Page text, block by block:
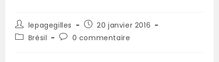
lepagegilles
20 janvier 2016
Brésil
0 commentaire